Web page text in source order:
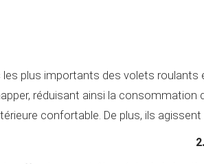
les plus importants des volets
réduisant ainsi la consommation
confortable. De plus, ils